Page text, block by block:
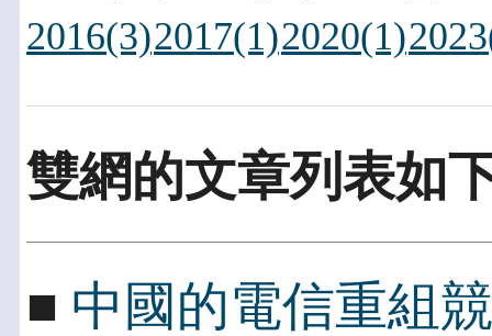
2016(3)2017(1)2020(1)
雙網的文章列表如
■ 中國的電信重組